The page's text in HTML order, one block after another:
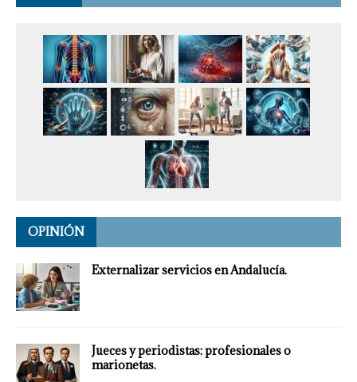
OPINIÓN
Externalizar servicios en Andalucía.
Jueces y periodistas: profesionales o
marionetas.